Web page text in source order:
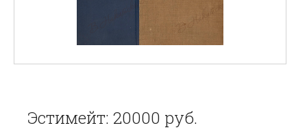
Эстимейт: 20000 руб.